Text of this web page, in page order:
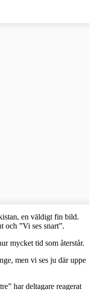
en väldigt fin bild.
och ”Vi ses snart”.
mycket tid som återstår.
men vi ses ju där uppe
har deltagare reagerat